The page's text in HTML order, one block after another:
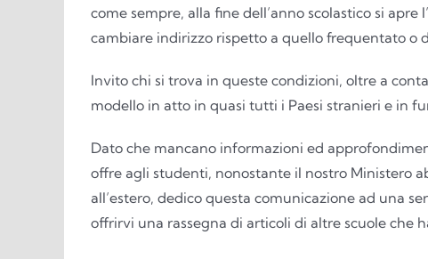
come sempre, alla fine dell’anno scolastico si
cambiare indirizzo rispetto a quello frequentato o
Invito chi si trova in queste condizioni, oltre a
modello in atto in quasi tutti i Paesi stranieri e in
Dato che mancano informazioni ed
offre agli studenti, nonostante il nostro Ministero
all’estero, dedico questa comunicazione ad una
offrirvi una rassegna di articoli di altre scuole che